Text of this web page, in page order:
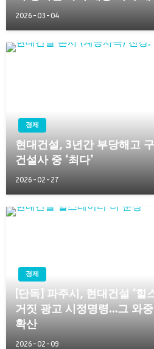
2026-03-04
경제
현대건설, 3년간 부당해고
건설사 중 ‘최다’
2026-02-27
경제
[단독] 파주시, 현대건설 ‘힐
거짓 광고 시정명령…그 와중
확산
2026-02-09